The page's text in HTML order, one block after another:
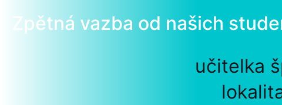
Zpětná vazba od našich
učitelka